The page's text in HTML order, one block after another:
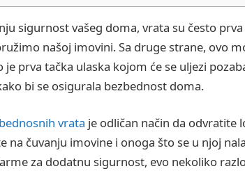
sigurnost vašeg doma, vrata su često
našoj imovini. Sa druge strane, ovo
je prva tačka ulaska kojom će se uljezi
bi se osigurala bezbednost doma.
vrata je odličan način da odvratite
na čuvanju imovine i onoga što se u njoj
za dodatnu sigurnost, evo nekoliko